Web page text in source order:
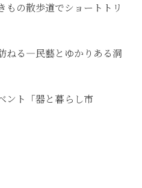
の散歩道でショートトリ
ねる―民藝とゆかりある洞
ント「器と暮らし市